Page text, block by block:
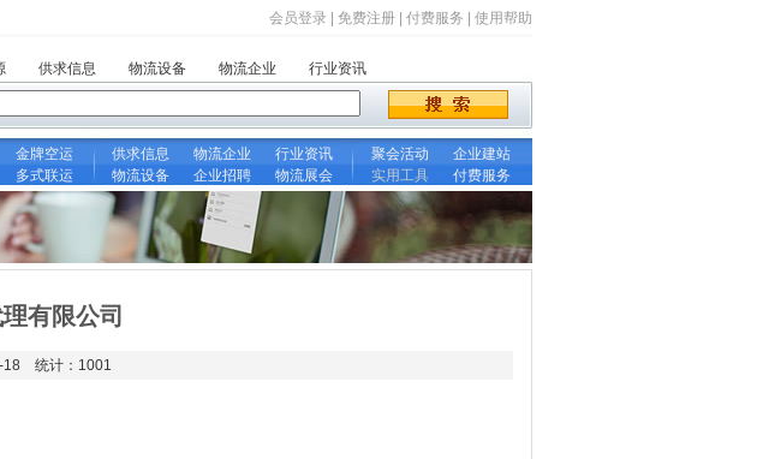
会员登录 免费注册 付费服务 使用帮助
供求信息 物流设备 物流企业 行业资讯
金牌空运 供求信息 物流企业 行业资讯 聚会活动
企业建站
多式联运 物流设备 企业招聘 物流展会 实用工具 付费服务
有限公司
18 统计：1001